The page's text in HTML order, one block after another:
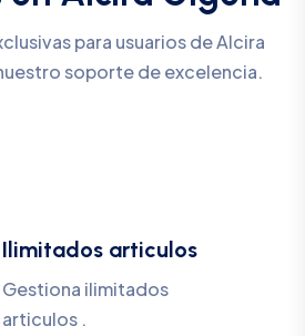
para usuarios de Alcira
soporte de excelencia.
Ilimitados articulos
Gestiona ilimitados
articulos .